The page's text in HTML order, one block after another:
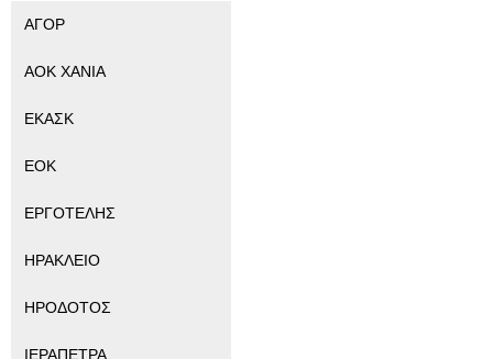
ΑΓΟΡ
ΑΟΚ ΧΑΝΙΑ
ΕΚΑΣΚ
ΕΟΚ
ΕΡΓΟΤΕΛΗΣ
ΗΡΑΚΛΕΙΟ
ΗΡΟΔΟΤΟΣ
ΙΕΡΑΠΕΤΡΑ